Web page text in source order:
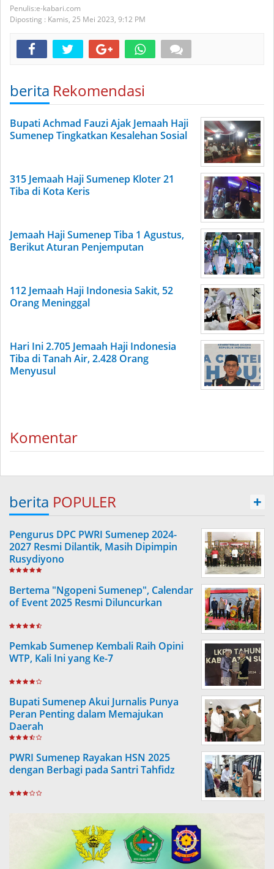
e-kabari.com
Diposting : Kamis, 25 Mei 2023, 9:12 PM
berita Rekomendasi
Bupati Achmad Fauzi Ajak Jemaah Haji
Sumenep Tingkatkan Kesalehan Sosial
315 Jemaah Haji Sumenep Kloter 21
Tiba di Kota Keris
Jemaah Haji Sumenep Tiba 1 Agustus,
Berikut Aturan Penjemputan
112 Jemaah Haji Indonesia Sakit, 52
Orang Meninggal
Hari Ini 2.705 Jemaah Haji Indonesia
Tiba di Tanah Air, 2.428 Orang
Menyusul
Komentar
berita POPULER +
Pengurus DPC PWRI Sumenep 2024-
2027 Resmi Dilantik, Masih Dipimpin
Rusydiyono
Bertema "Ngopeni Sumenep", Calendar
of Event 2025 Resmi Diluncurkan
Pemkab Sumenep Kembali Raih Opini
WTP, Kali Ini yang Ke-7
Bupati Sumenep Akui Jurnalis Punya
Peran Penting dalam Memajukan
Daerah
PWRI Sumenep Rayakan HSN 2025
dengan Berbagi pada Santri Tahfidz